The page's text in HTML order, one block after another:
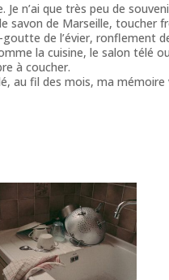
n’ai que très peu de
savon de Marseille, toucher
de l’évier, ronflement
la cuisine, le salon télé
à coucher.
au fil des mois, ma